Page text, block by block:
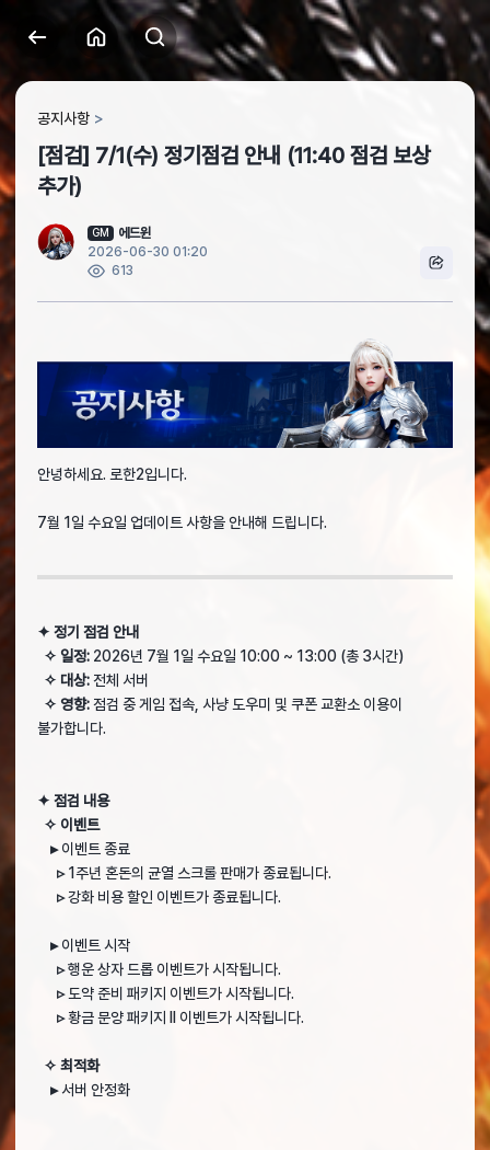
공지사항
[점검] 7/1(수) 정기점검 안내 (11:40 점검 보상
추가)
GM
에드윈
2026-06-30 01:20
613
안녕하세요. 로한2입니다.
7월 1일 수요일 업데이트 사항을 안내해 드립니다.
✦ 정기 점검 안내
✧ 일정: 2026년 7월 1일 수요일 10:00 ~ 13:00 (총 3시간)
✧ 대상:전체 서버
✧ 영향:점검 중 게임 접속, 사냥 도우미 및 쿠폰 교환소 이용이
불가합니다.
✦ 점검 내용
✧ 이벤트
▸이벤트 종료
▹1주년 혼돈의 균열 스크롤 판매가 종료됩니다.
▹강화 비용 할인 이벤트가 종료됩니다.
▸이벤트 시작
▹행운 상자 드롭 이벤트가 시작됩니다.
▹도약 준비 패키지 이벤트가 시작됩니다.
▹황금 문양 패키지 II 이벤트가 시작됩니다.
✧ 최적화
▸서버 안정화